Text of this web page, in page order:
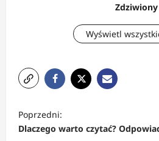
Zdziwiony
Wyświetl
o
Poprzedni:
Dlaczego warto czytać?